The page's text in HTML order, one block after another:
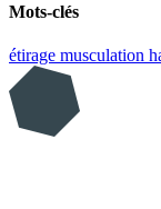
Mots-clés
étirage musculation